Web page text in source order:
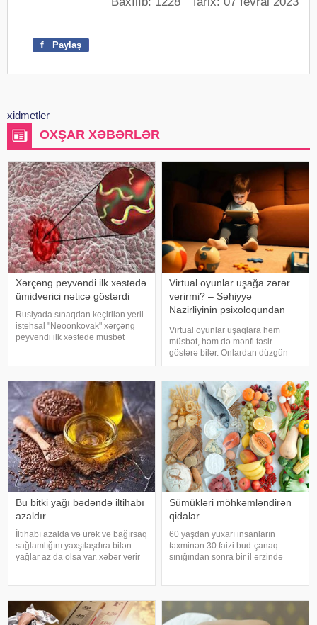
f Paylaş
xidmetler
OXŞAR XƏBƏRLƏR
Xərçəng peyvəndi ilk xəstədə
ümidverici nəticə göstərdi
Rusiyada sınaqdan keçirilən yerli
istehsal "Neoonkovak" xərçəng
peyvəndi ilk xəstədə müsbət
Epidemiologiya və Mikrobiologiya
Mərkəzini
Virtual oyunlar uşağa zərər
verirmi? – Səhiyyə
Nazirliyinin psixoloqundan
Virtual oyunlar uşaqlara həm
müsbət, həm də mənfi təsir
göstərə bilər. Onlardan düzgün
rejimdə istifadə edildikdə zehni
artıq oynanılması fiziki və psixoloji
problemlərə səbəb ola bilər
Bu bitki yağı bədəndə iltihabı
azaldır
İltihabı azalda və ürək və bağırsaq
sağlamlığını yaxşılaşdıra bilən
yağlar az da olsa var. xəbər verir
preslənmiş kətan toxumlarında
Sümükləri möhkəmləndirən
qidalar
60 yaşdan yuxarı insanların
təxminən 30 faizi bud-çanaq
sınığından sonra bir il ərzində
riskini azaltmaq üçün kalsium, D
vitamini, zülal